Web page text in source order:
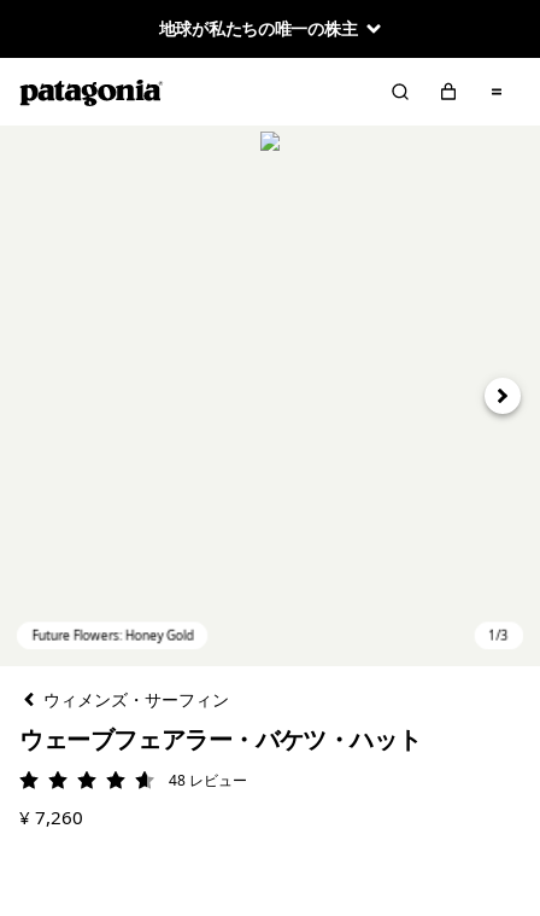
地球が私たちの唯一の株主
次へ
ウィメンズ・サーフィン
ウェーブフェアラー・バケツ・ハット
評価: 4.6 / 5
48 レビュー
¥ 7,260